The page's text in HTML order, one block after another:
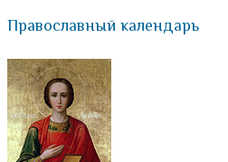
Православный календарь